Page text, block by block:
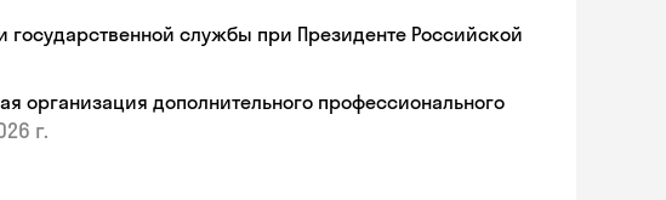
государственной службы при Президенте Российской
организация дополнительного профессионального
г.